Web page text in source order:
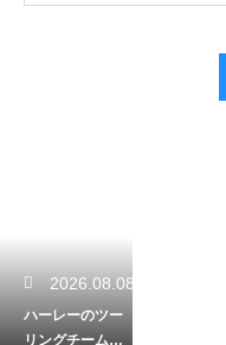
2026.08.08
ハーレーのツー
リングチームへ